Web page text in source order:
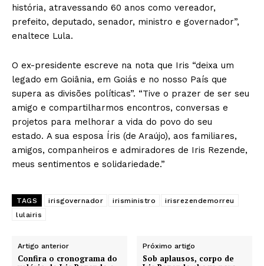
história, atravessando 60 anos como vereador,
prefeito, deputado, senador, ministro e governador”,
enaltece Lula.
O ex-presidente escreve na nota que Iris “deixa um
legado em Goiânia, em Goiás e no nosso País que
supera as divisões políticas”. “Tive o prazer de ser seu
amigo e compartilharmos encontros, conversas e
projetos para melhorar a vida do povo do seu
estado. A sua esposa Íris (de Araújo), aos familiares,
amigos, companheiros e admiradores de Iris Rezende,
meus sentimentos e solidariedade.”
TAGS irisgovernador irisministro
irisrezendemorreu
lulairis
Artigo anterior
Confira o cronograma do
Próximo artigo
Sob aplausos, corpo de